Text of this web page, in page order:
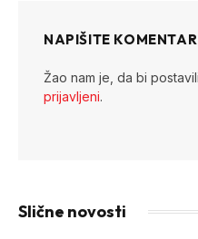
NAPIŠITE KOMENTAR
Žao nam je, da bi
prijavljeni.
Slične novosti